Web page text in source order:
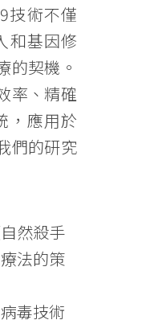
技術不僅
和基因修
的契機。
率、精確
，應用於
們的研究
然殺手
法的策
毒技術